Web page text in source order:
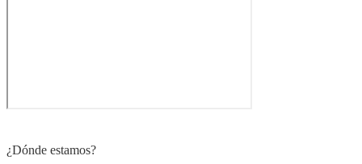
¿Dónde estamos?